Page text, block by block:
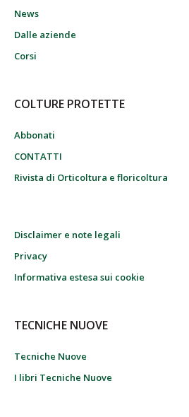
News
Dalle aziende
Corsi
COLTURE PROTETTE
Abbonati
CONTATTI
Rivista di Orticoltura e floricoltura
Disclaimer e note legali
Privacy
Informativa estesa sui cookie
TECNICHE NUOVE
Tecniche Nuove
I libri Tecniche Nuove